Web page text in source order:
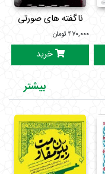
است تا با رویکرد،
شوید که زندگی خود را
تنها روایتی از یک
تلاش بی‌وقفه برای
ناگفته های صورتی
۴۷۰,۰۰۰ تومان
خرید
بیشتر